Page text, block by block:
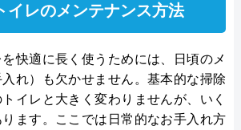
イレのメンテナンス方法
快適に長く使うためには、日頃のメ
れ）も欠かせません。基本的な掃除
イレと大きく変わりませんが、いく
ます。ここでは日常的なお手入れ方